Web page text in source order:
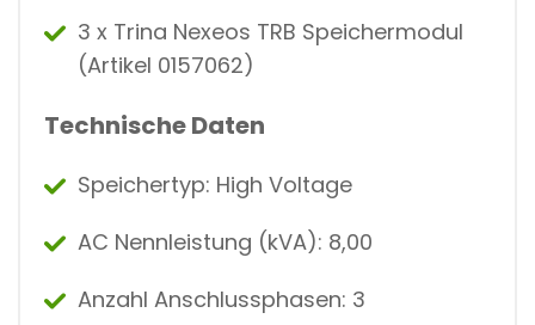
3 x Trina Nexeos TRB Speichermodul
(Artikel 0157062)
Technische Daten
Speichertyp: High Voltage
AC Nennleistung (kVA): 8,00
Anzahl Anschlussphasen: 3